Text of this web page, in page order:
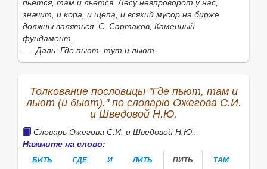
пьется, там и льется. Лесу невпроворот у нас,
значит, и кора, и щепа, и всякий мусор на бирже
должны валяться. С. Сартаков, Каменный
фундамент.
— Даль: Где пьют, тут и льют.
Толкование пословицы "Где пьют, там и
льют (и бьют)." по словарю Ожегова С.И.
и Шведовой Н.Ю.
Словарь Ожегова С.И. и Шведовой Н.Ю.:
Нажмите на слово:
БИТЬ ГДЕ И ЛИТЬ ПИТЬ ТАМ